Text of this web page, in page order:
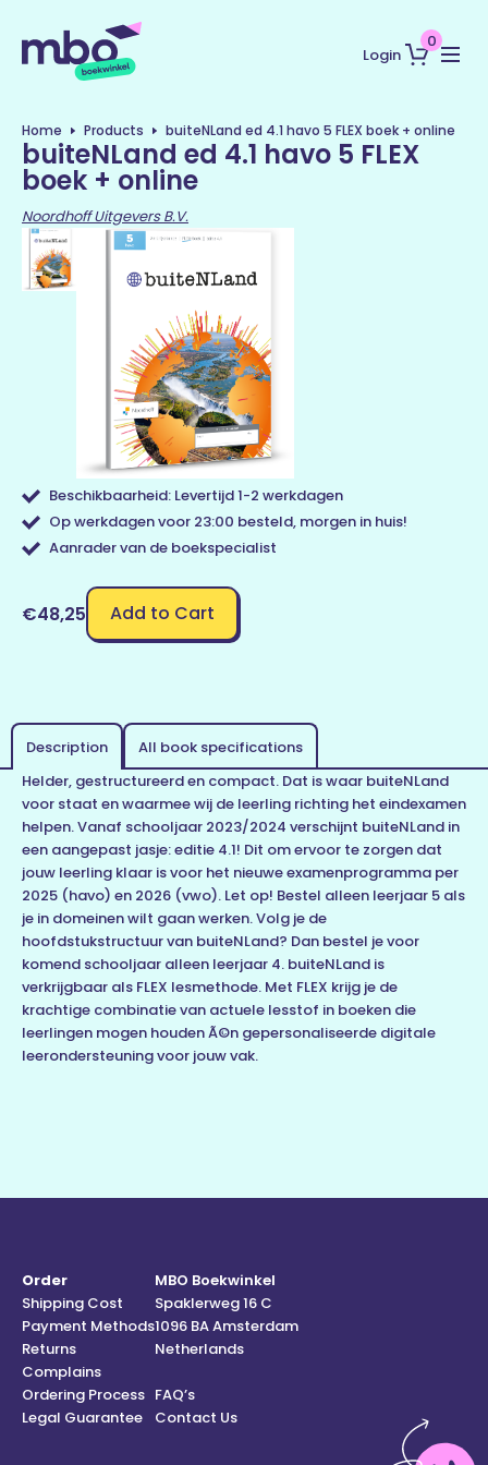
Login
0
Home Products buiteNLand ed 4.1 havo 5 FLEX boek + online
buiteNLand ed 4.1 havo 5 FLEX
boek + online
Noordhoff Uitgevers B.V.
Beschikbaarheid: Levertijd 1-2 werkdagen
Op werkdagen voor 23:00 besteld, morgen in huis!
Aanrader van de boekspecialist
€48,25 Add to Cart
Description
All book specifications
Helder, gestructureerd en compact. Dat is waar buiteNLand
voor staat en waarmee wij de leerling richting het eindexamen
helpen. Vanaf schooljaar 2023/2024 verschijnt buiteNLand in
een aangepast jasje: editie 4.1! Dit om ervoor te zorgen dat
jouw leerling klaar is voor het nieuwe examenprogramma per
2025 (havo) en 2026 (vwo). Let op! Bestel alleen leerjaar 5 als
je in domeinen wilt gaan werken. Volg je de
hoofdstukstructuur van buiteNLand? Dan bestel je voor
komend schooljaar alleen leerjaar 4. buiteNLand is
verkrijgbaar als FLEX lesmethode. Met FLEX krijg je de
krachtige combinatie van actuele lesstof in boeken die
leerlingen mogen houden Ã©n gepersonaliseerde digitale
leerondersteuning voor jouw vak.
Order
Shipping Cost
Payment Methods
Returns
Complains
Ordering Process
Legal Guarantee
MBO Boekwinkel
Spaklerweg 16 C
1096 BA Amsterdam
Netherlands
FAQ’s
Contact Us